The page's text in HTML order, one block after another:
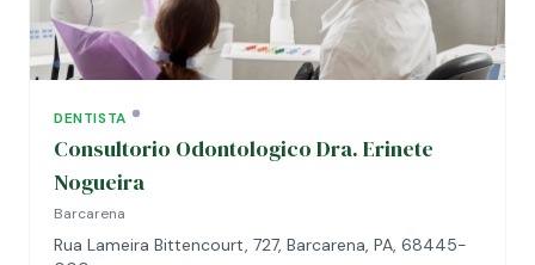
DENTISTA
Consultorio Odontologico Dra. Erinete
Nogueira
Barcarena
Rua Lameira Bittencourt, 727, Barcarena, PA, 68445-